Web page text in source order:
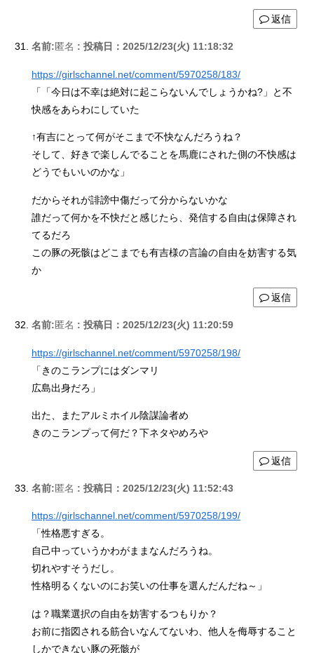
返信
名前:匿名 : 投稿日：2025/12/23(火) 11:18:32
https://girlschannel.net/comment/5970258/183/
「「今日は不幸は絶対に起こらないんでしょうかね?」と不
快感をあらわにしていた
↑有吉にとって何がそこまで不快なんだろうね？
そして、好きで楽しんでることを馬鹿にされた側の不快感は
どうでもいいのかな」
だからそれが誹謗中傷だって分からないかな
誰だって何かを不快だと感じたら、発信する自由は保障され
てるだろ
この豚の死骸はどこまでも有吉様の言論の自由を妨害する気
か
返信
名前:匿名 : 投稿日：2025/12/23(火) 11:20:59
https://girlschannel.net/comment/5970258/198/
「きのこランプにはダンマリ
広島出身だろ」
出た、またアルミホイル陰謀論者め
きのこランプって何だ？下ネタやめろや
返信
名前:匿名 : 投稿日：2025/12/23(火) 11:52:43
https://girlschannel.net/comment/5970258/199/
「性格悪すぎる。
自己中っていうかわがままなんだろうね。
切れやすそうだし。
性格明るくないのにお笑いの仕事を選んだんだね～」
は？職業選択の自由を妨害するつもりか？
お前に指図される筋合いなんてないわ、他人を侮辱すること
しかできない豚の死骸が